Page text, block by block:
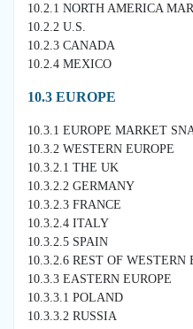
10.2.1 NORTH AMERICA
10.2.2 U.S.
10.2.3 CANADA
10.2.4 MEXICO
10.3 EUROPE
10.3.1 EUROPE MARKET
10.3.2 WESTERN EUROPE
10.3.2.1 THE UK
10.3.2.2 GERMANY
10.3.2.3 FRANCE
10.3.2.4 ITALY
10.3.2.5 SPAIN
10.3.2.6 REST OF WESTERN
10.3.3 EASTERN EUROPE
10.3.3.1 POLAND
10.3.3.2 RUSSIA